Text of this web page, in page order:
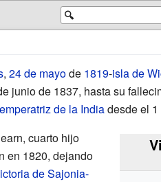
🔍
, 24 de mayode 1819-isla de
junio de 1837, hasta su
emperatriz de la Indiadesde el 1
cuarto hijo
en 1820, dejando
de Sajonia-